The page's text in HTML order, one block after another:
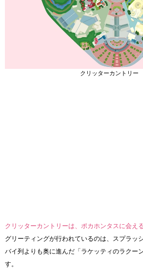
クリッターカントリー
クリッターカントリーは、ポカホンタスに会え
グリーティングが行われているのは、スプラッ
バイ列よりも奥に進んだ「ラケッティのラクー
す。